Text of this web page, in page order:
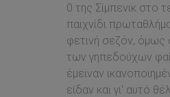
0 της Σίμπενικ στο
παιχνίδι
φετινή σεζόν, όμως
των γηπεδούχων
έμειναν
είδαν και γι' αυτό